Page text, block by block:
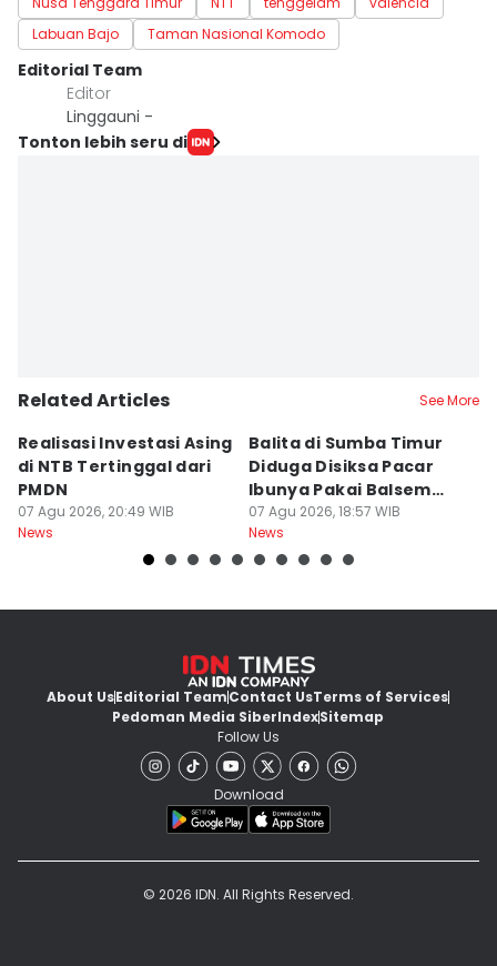
Labuan Bajo
Taman Nasional Komodo
Editorial Team
Editor
Linggauni -
Tonton lebih seru di
Related Articles See More
Realisasi Investasi Asing
di NTB Tertinggal dari
PMDN
07 Agu 2026, 20:49 WIB
News
Balita di Sumba Timur
Diduga Disiksa Pacar
Ibunya Pakai Balsem
dan Cabai
07 Agu 2026, 18:57 WIB
News
About UsEditorial TeamContact UsTerms of Services
Pedoman Media SiberIndexSitemap
Follow Us
Download
© 2026 IDN. All Rights Reserved.